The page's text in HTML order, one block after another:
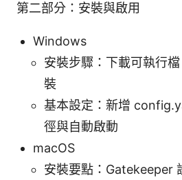
第二部分：安裝與啟用
Windows
安裝步驟：下載可執行
裝
基本設定：新增
徑與自動啟動
macOS
安裝要點：Gatekeeper